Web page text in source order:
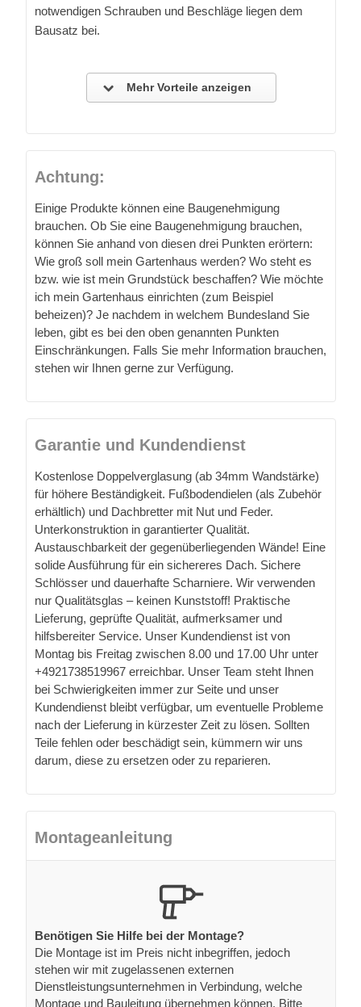
notwendigen Schrauben und Beschläge liegen dem
Bausatz bei.
Mehr Vorteile anzeigen
Achtung:
Einige Produkte können eine Baugenehmigung
brauchen. Ob Sie eine Baugenehmigung brauchen,
können Sie anhand von diesen drei Punkten erörtern:
Wie groß soll mein Gartenhaus werden? Wo steht es
bzw. wie ist mein Grundstück beschaffen? Wie möchte
ich mein Gartenhaus einrichten (zum Beispiel
beheizen)? Je nachdem in welchem Bundesland Sie
leben, gibt es bei den oben genannten Punkten
Einschränkungen. Falls Sie mehr Information brauchen,
stehen wir Ihnen gerne zur Verfügung.
Garantie und Kundendienst
Kostenlose Doppelverglasung (ab 34mm Wandstärke)
für höhere Beständigkeit. Fußbodendielen (als Zubehör
erhältlich) und Dachbretter mit Nut und Feder.
Unterkonstruktion in garantierter Qualität.
Austauschbarkeit der gegenüberliegenden Wände! Eine
solide Ausführung für ein sichereres Dach. Sichere
Schlösser und dauerhafte Scharniere. Wir verwenden
nur Qualitätsglas – keinen Kunststoff! Praktische
Lieferung, geprüfte Qualität, aufmerksamer und
hilfsbereiter Service. Unser Kundendienst ist von
Montag bis Freitag zwischen 8.00 und 17.00 Uhr unter
+4921738519967 erreichbar. Unser Team steht Ihnen
bei Schwierigkeiten immer zur Seite und unser
Kundendienst bleibt verfügbar, um eventuelle Probleme
nach der Lieferung in kürzester Zeit zu lösen. Sollten
Teile fehlen oder beschädigt sein, kümmern wir uns
darum, diese zu ersetzen oder zu reparieren.
Montageanleitung
Benötigen Sie Hilfe bei der Montage?
Die Montage ist im Preis nicht inbegriffen, jedoch
stehen wir mit zugelassenen externen
Dienstleistungsunternehmen in Verbindung, welche
Montage und Bauleitung übernehmen können. Bitte